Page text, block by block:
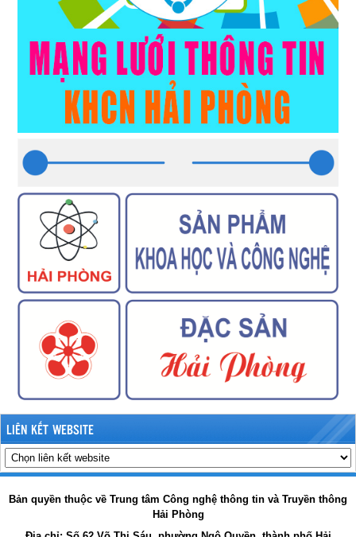
LIÊN KẾT WEBSITE
Bản quyền thuộc về Trung tâm Công nghệ thông tin và Truyền thông
Hải Phòng